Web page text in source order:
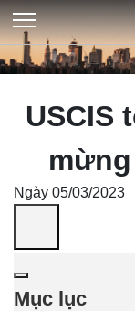
USCIS
Ngày 05/03/2023
Mục lục